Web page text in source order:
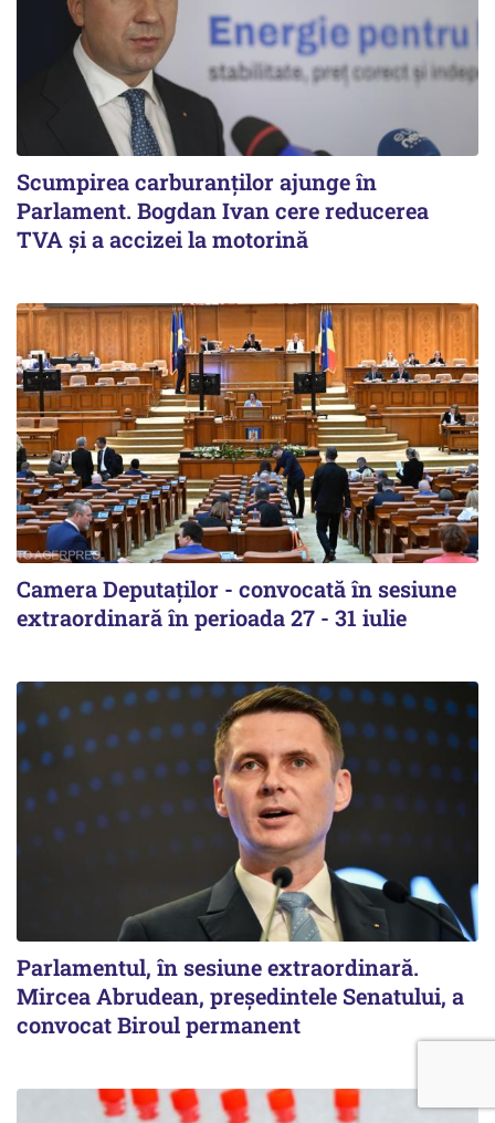
Scumpirea carburanților ajunge în
Parlament. Bogdan Ivan cere reducerea
TVA și a accizei la motorină
Camera Deputaților - convocată în sesiune
extraordinară în perioada 27 - 31 iulie
Parlamentul, în sesiune extraordinară.
Mircea Abrudean, președintele Senatului, a
convocat Biroul permanent